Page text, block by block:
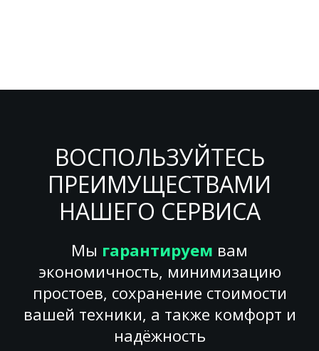
ВОСПОЛЬЗУЙТЕСЬ
ПРЕИМУЩЕСТВАМИ
НАШЕГО СЕРВИСА
Мы гарантируем вам
экономичность, минимизацию
простоев, сохранение стоимости
вашей техники, а также комфорт и
надёжность